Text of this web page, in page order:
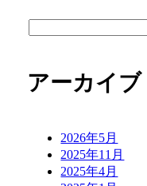
アーカイブ
2026年5月
2025年11月
2025年4月